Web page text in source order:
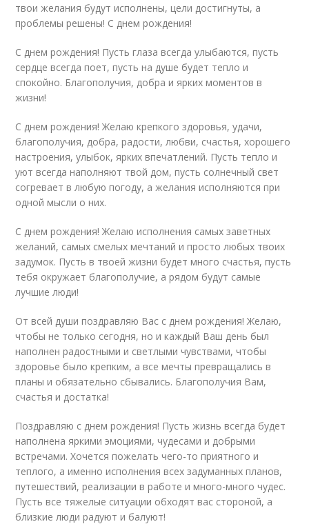
твои желания будут исполнены, цели достигнуты, а
проблемы решены! С днем рождения!
С днем рождения! Пусть глаза всегда улыбаются, пусть
сердце всегда поет, пусть на душе будет тепло и
спокойно. Благополучия, добра и ярких моментов в
жизни!
С днем рождения! Желаю крепкого здоровья, удачи,
благополучия, добра, радости, любви, счастья, хорошего
настроения, улыбок, ярких впечатлений. Пусть тепло и
уют всегда наполняют твой дом, пусть солнечный свет
согревает в любую погоду, а желания исполняются при
одной мысли о них.
С днем рождения! Желаю исполнения самых заветных
желаний, самых смелых мечтаний и просто любых твоих
задумок. Пусть в твоей жизни будет много счастья, пусть
тебя окружает благополучие, а рядом будут самые
лучшие люди!
От всей души поздравляю Вас с днем рождения! Желаю,
чтобы не только сегодня, но и каждый Ваш день был
наполнен радостными и светлыми чувствами, чтобы
здоровье было крепким, а все мечты превращались в
планы и обязательно сбывались. Благополучия Вам,
счастья и достатка!
Поздравляю с днем рождения! Пусть жизнь всегда будет
наполнена яркими эмоциями, чудесами и добрыми
встречами. Хочется пожелать чего-то приятного и
теплого, а именно исполнения всех задуманных планов,
путешествий, реализации в работе и много-много чудес.
Пусть все тяжелые ситуации обходят вас стороной, а
близкие люди радуют и балуют!